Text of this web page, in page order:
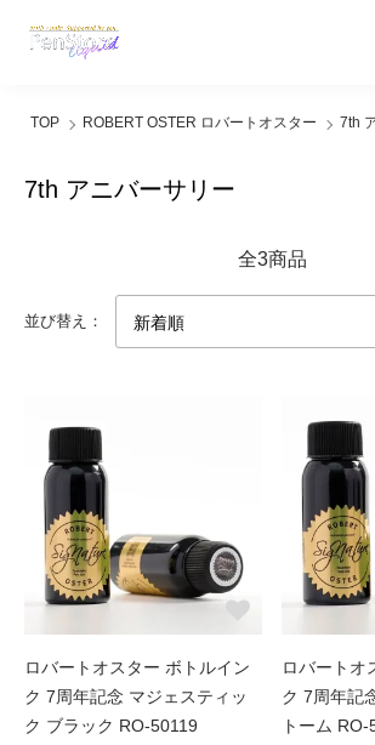
TOP ROBERT OSTER ロバートオスター 7th
7th アニバーサリー
全3商品
並び替え：
ロバートオスター ボトルイン
ク 7周年記念 マジェスティッ
ク ブラック RO-50119
ロバートオ
ク 7周年記
トーム RO-